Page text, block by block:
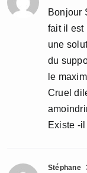
Bonjour
fait il est
une
du
le
Cruel
Existe -
Stéphane